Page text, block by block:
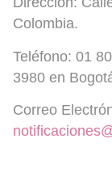
Colombia.
Teléfono: 01
3980 en
Correo